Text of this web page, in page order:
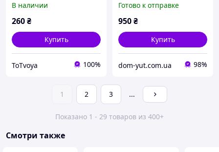
В наличии
260₴
Купить
ToTvoya 100%
38 размер
Готово к отправке
950₴
Купить
dom-yut.com.ua 98%
1 2 3 ...
Показано 1 - 29 товаров из 400+
Смотри также